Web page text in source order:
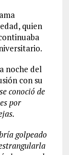
quien
noche del
con su
conoció de
por
golpeado